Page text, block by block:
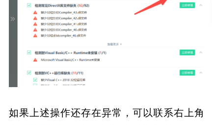
如果上述操作还存在异常，可以联系右上角